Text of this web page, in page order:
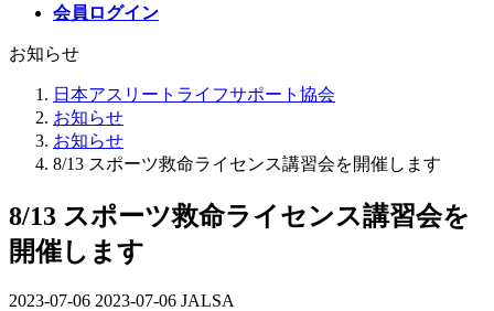
会員ログイン
お知らせ
日本アスリートライフサポート協会
お知らせ
お知らせ
8/13 スポーツ救命ライセンス講習会を開催します
8/13 スポーツ救命ライセンス講習会を
開催します
2023-07-06 最
2023-07-06 JALSA